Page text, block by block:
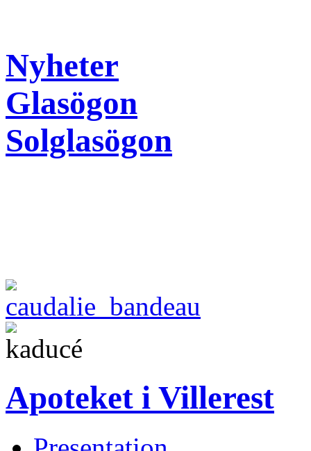
Nyheter
Glasögon
Solglasögon
Apoteket i Villerest